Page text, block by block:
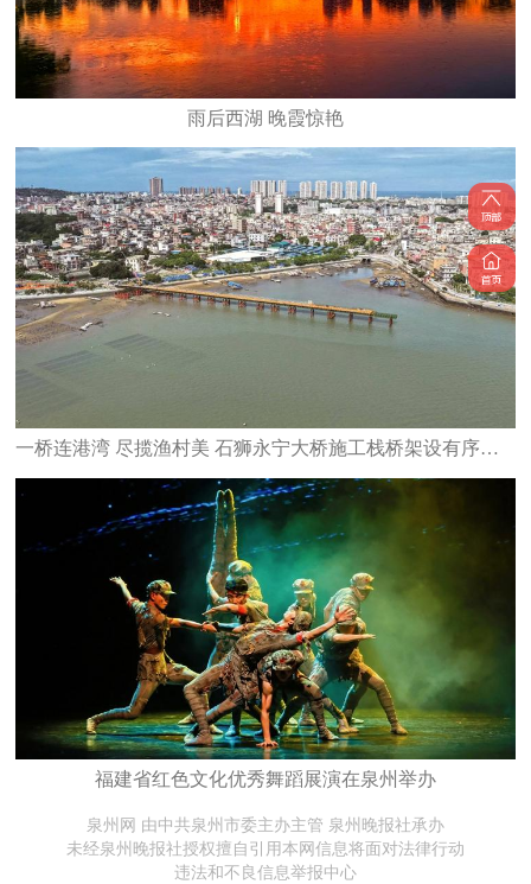
雨后西湖 晚霞惊艳
一桥连港湾 尽揽渔村美 石狮永宁大桥施工栈桥架设有序推进
福建省红色文化优秀舞蹈展演在泉州举办
泉州网 由中共泉州市委主办主管 泉州晚报社承办
未经泉州晚报社授权擅自引用本网信息将面对法律行动
违法和不良信息举报中心